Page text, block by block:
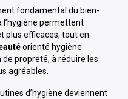
fondamental du bien-
l’hygiène permettent
plus efficaces, tout en
orienté hygiène
propreté, à réduire les
agréables.
d’hygiène deviennent